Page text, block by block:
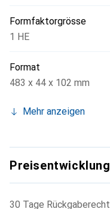
Formfaktorgrösse
1 HE
Format
483 x 44 x 102 mm
Mehr anzeigen
Preisentwicklung
30 Tage Rückgaberecht